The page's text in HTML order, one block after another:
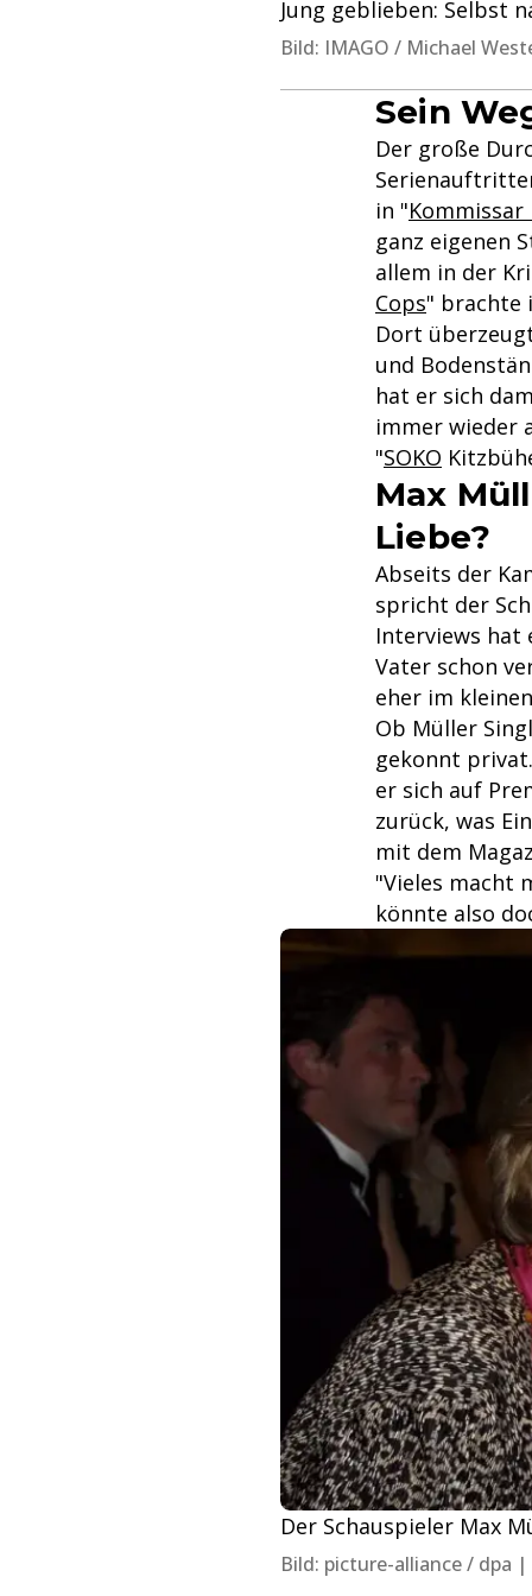
Jung geblieben: Selbst
Bild: IMAGO / Michael
Sein
Der große
in "Kommissar
ganz eigenen
allem in der
Cops" brachte
Dort
und
hat er sich
immer wieder
"SOKO
Max
Liebe?
Abseits der
spricht der
Interviews hat
Vater schon
eher im
Ob Müller
gekonnt
er sich auf
zurück, was
mit dem
"Vieles macht
könnte also
Der Schauspieler Max
Bild: picture-alliance / dpa